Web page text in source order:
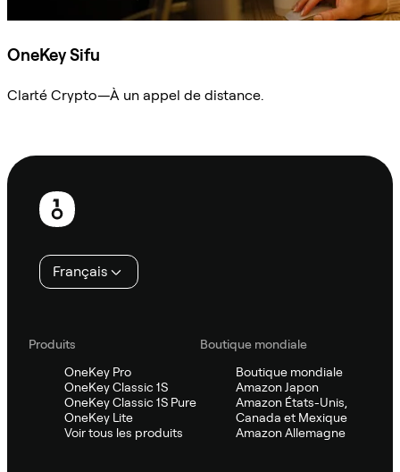
OneKey Sifu
Clarté Crypto—À un appel de distance.
Pied
page
Français
Produits
OneKey Pro
OneKey Classic 1S
OneKey Classic 1S Pure
OneKey Lite
Voir tous les produits
Boutique mondiale
Boutique mondiale
Amazon Japon
Amazon États-Unis,
Canada et Mexique
Amazon Allemagne